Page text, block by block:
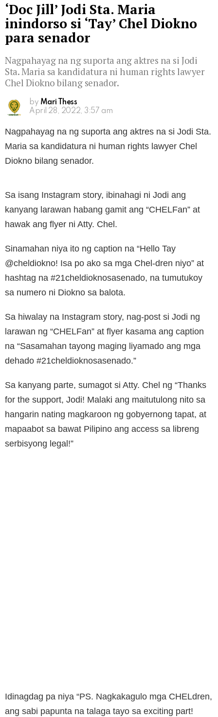
‘Doc Jill’ Jodi Sta. Maria
inindorso si ‘Tay’ Chel Diokno
para senador
Nagpahayag na ng suporta ang aktres na si Jodi
Sta. Maria sa kandidatura ni human rights lawyer
Chel Diokno bilang senador.
by Mari Thess
April 28, 2022, 3:57 am
Nagpahayag na ng suporta ang aktres na si Jodi Sta.
Maria sa kandidatura ni human rights lawyer Chel
Diokno bilang senador.
Sa isang Instagram story, ibinahagi ni Jodi ang
kanyang larawan habang gamit ang “CHELFan” at
hawak ang flyer ni Atty. Chel.
Sinamahan niya ito ng caption na “Hello Tay
@cheldiokno! Isa po ako sa mga Chel-dren niyo” at
hashtag na #21cheldioknosasenado, na tumutukoy
sa numero ni Diokno sa balota.
Sa hiwalay na Instagram story, nag-post si Jodi ng
larawan ng “CHELFan” at flyer kasama ang caption
na “Sasamahan tayong maging liyamado ang mga
dehado #21cheldioknosasenado.”
Sa kanyang parte, sumagot si Atty. Chel ng “Thanks
for the support, Jodi! Malaki ang maitutulong nito sa
hangarin nating magkaroon ng gobyernong tapat, at
mapaabot sa bawat Pilipino ang access sa libreng
serbisyong legal!”
Idinagdag pa niya “PS. Nagkakagulo mga CHELdren,
ang sabi papunta na talaga tayo sa exciting part!